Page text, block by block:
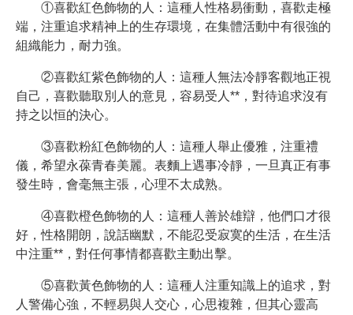
①喜歡紅色飾物的人：這種人性格易衝動，喜歡走極
端，注重追求精神上的生存環境，在集體活動中有很強的
組織能力，耐力強。
②喜歡紅紫色飾物的人：這種人無法冷靜客觀地正視
自己，喜歡聽取別人的意見，容易受人**，對待追求沒有
持之以恒的決心。
③喜歡粉紅色飾物的人：這種人舉止優雅，注重禮
儀，希望永葆青春美麗。表麵上遇事冷靜，一旦真正有事
發生時，會毫無主張，心理不太成熟。
④喜歡橙色飾物的人：這種人善於雄辯，他們口才很
好，性格開朗，說話幽默，不能忍受寂寞的生活，在生活
中注重**，對任何事情都喜歡主動出擊。
⑤喜歡黃色飾物的人：這種人注重知識上的追求，對
人警備心強，不輕易與人交心，心思複雜，但其心靈高